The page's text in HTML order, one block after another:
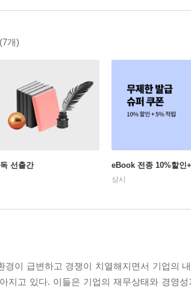
(7개)
선출간 eBook 전종 10%할인
상시
경이 급변하고 경쟁이 치열해지면서 기업의
지고 있다. 이들은 기업의 재무상태와 경영